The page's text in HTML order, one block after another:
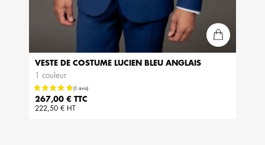
VESTE DE COSTUME LUCIEN BLEU ANGLAIS
1 couleur
Prix
267,00 € TTC
222,50 € HT